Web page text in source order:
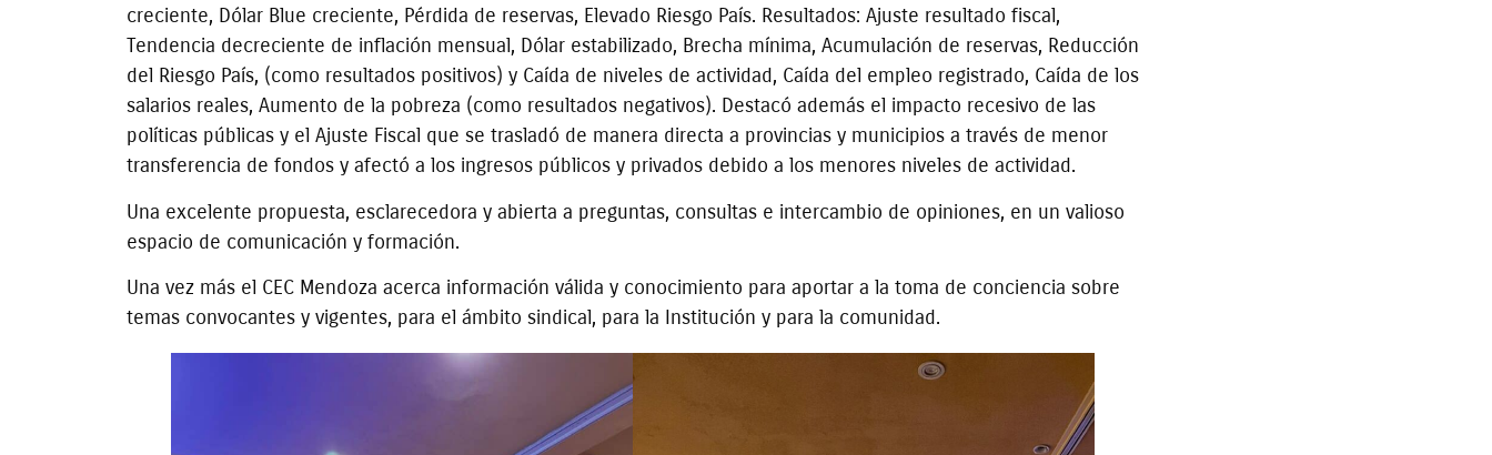
creciente, Dólar Blue creciente, Pérdida de reservas, Elevado Riesgo País. Resultados: Ajuste resultado fiscal,
Tendencia decreciente de inflación mensual, Dólar estabilizado, Brecha mínima, Acumulación de reservas, Reducción
del Riesgo País, (como resultados positivos) y Caída de niveles de actividad, Caída del empleo registrado, Caída de los
salarios reales, Aumento de la pobreza (como resultados negativos). Destacó además el impacto recesivo de las
políticas públicas y el Ajuste Fiscal que se trasladó de manera directa a provincias y municipios a través de menor
transferencia de fondos y afectó a los ingresos públicos y privados debido a los menores niveles de actividad.
Una excelente propuesta, esclarecedora y abierta a preguntas, consultas e intercambio de opiniones, en un valioso
espacio de comunicación y formación.
Una vez más el CEC Mendoza acerca información válida y conocimiento para aportar a la toma de conciencia sobre
temas convocantes y vigentes, para el ámbito sindical, para la Institución y para la comunidad.